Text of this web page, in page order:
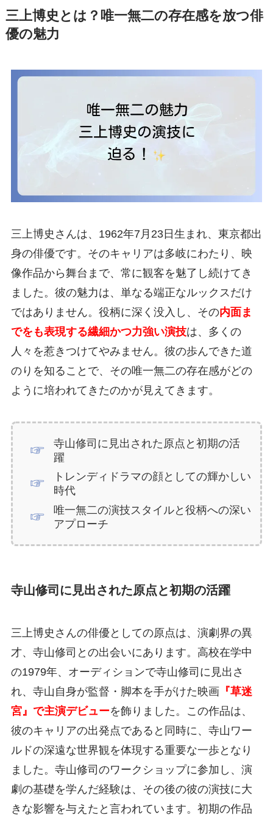
三上博史とは？唯一無二の存在感を放つ俳
優の魅力
三上博史さんは、1962年7月23日生まれ、東京都出
身の俳優です。そのキャリアは多岐にわたり、映
像作品から舞台まで、常に観客を魅了し続けてき
ました。彼の魅力は、単なる端正なルックスだけ
ではありません。役柄に深く没入し、その内面ま
でをも表現する繊細かつ力強い演技は、多くの
人々を惹きつけてやみません。彼の歩んできた道
のりを知ることで、その唯一無二の存在感がどの
ように培われてきたのかが見えてきます。
寺山修司に見出された原点と初期の活
躍
トレンディドラマの顔としての輝かしい
時代
唯一無二の演技スタイルと役柄への深い
アプローチ
寺山修司に見出された原点と初期の活躍
三上博史さんの俳優としての原点は、演劇界の異
才、寺山修司との出会いにあります。高校在学中
の1979年、オーディションで寺山修司に見出さ
れ、寺山自身が監督・脚本を手がけた映画『草迷
宮』で主演デビューを飾りました。この作品は、
彼のキャリアの出発点であると同時に、寺山ワー
ルドの深遠な世界観を体現する重要な一歩となり
ました。寺山修司のワークショップに参加し、演
劇の基礎を学んだ経験は、その後の彼の演技に大
きな影響を与えたと言われています。初期の作品